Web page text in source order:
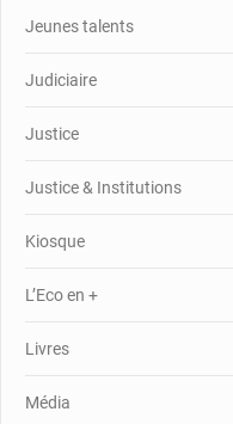
Jeunes talents
Judiciaire
Justice
Justice & Institutions
Kiosque
L’Eco en +
Livres
Média